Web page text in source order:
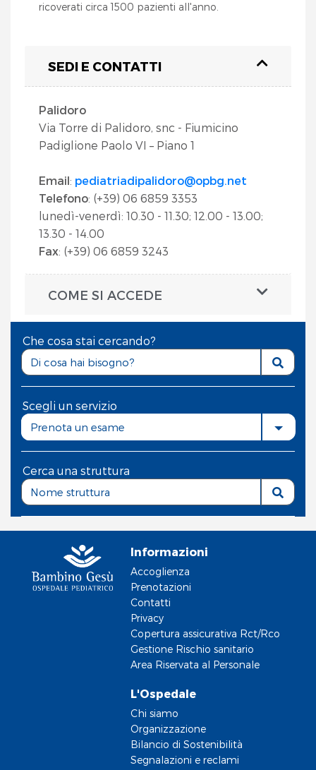
ricoverati circa 1500 pazienti all'anno.
SEDI E CONTATTI
Palidoro
Via Torre di Palidoro, snc - Fiumicino
Padiglione Paolo VI – Piano 1
Email: pediatriadipalidoro@opbg.net
Telefono: (+39) 06 6859 3353
lunedì-venerdì: 10.30 - 11.30; 12.00 - 13.00;
13.30 - 14.00
Fax: (+39) 06 6859 3243
COME SI ACCEDE
Che cosa stai cercando?
Scegli un servizio
Prenota un esame
Cerca una struttura
Informazioni
Accoglienza
Prenotazioni
Contatti
Privacy
Copertura assicurativa Rct/Rco
Gestione Rischio sanitario
Area Riservata al Personale
L'Ospedale
Chi siamo
Organizzazione
Bilancio di Sostenibilità
Segnalazioni e reclami